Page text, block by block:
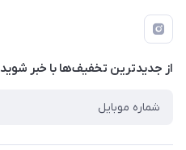
09229839700 - 08338354666
info@cosmetics110.com
کرمانشاه ، بلوار نوبهار ، بین کوی ۱۱۰ و ۱۱۲ ، آرایشی و بهداشتی ۱۱۰
از جدید‌ترین تخفیف‌ها با‌ خبر شوید